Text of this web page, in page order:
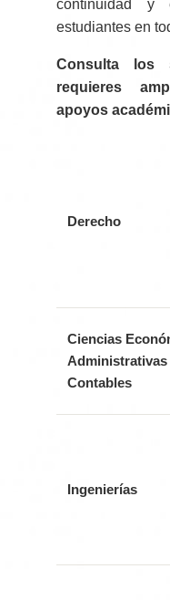
continuidad y
estudiantes en
Consulta los
requieres
apoyos
Derecho
Ciencias
Administrativas
Contables
Ingenierías